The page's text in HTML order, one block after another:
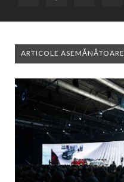
ARTICOLE ASEMĂNĂTOARE